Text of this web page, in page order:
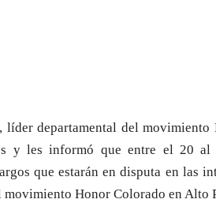
, líder departamental del movimiento
y les informó que entre el 20 al
que estarán en disputa en las
Honor Colorado en Alto